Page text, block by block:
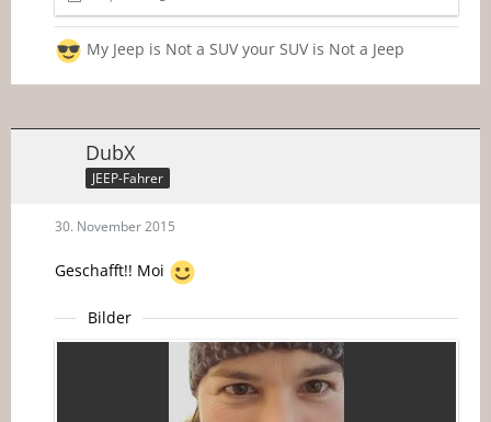
My Jeep is Not a SUV your SUV is Not a Jeep
DubX
JEEP-Fahrer
30. November 2015
Geschafft!! Moi
Bilder